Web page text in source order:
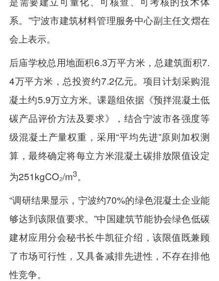
系。”宁波市建筑材料管理服务中心副主任文熠在
会上表示。
后庙学校总用地面积6.3万平方米，总建筑面积7.
4万平方米，总投资约7.2亿元。项目计划采购混
凝土约5.9万立方米。课题组依据《预拌混凝土低
碳产品评价方法及要求》，结合宁波市各强度等
级混凝土产量权重，采用“平均先进”原则加权测
算，最终确定将每立方米混凝土碳排放限值设定
为251kgCO₂/m3。
“调研结果显示，宁波约70%的绿色混凝土企业能
够达到该限值要求。”中国建筑节能协会绿色低碳
建材应用分会秘书长牛凯征介绍，该限值既兼顾
了市场可行性，又具备减排先进性，不存在排他
性竞争。